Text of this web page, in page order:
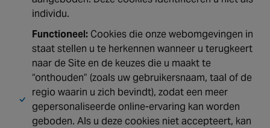
individu.
Functioneel: Cookies die onze webomgevingen in
staat stellen u te herkennen wanneer u terugkeert
naar de Site en de keuzes die u maakt te
“onthouden” (zoals uw gebruikersnaam, taal of de
regio waarin u zich bevindt), zodat een meer
gepersonaliseerde online-ervaring kan worden
geboden. Als u deze cookies niet accepteert, kan